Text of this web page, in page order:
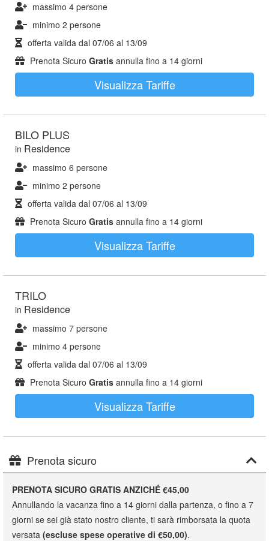
massimo 4 persone
minimo 2 persone
offerta valida dal 07/06 al 13/09
Prenota Sicuro Gratis annulla fino a 14 giorni
Visualizza Tariffe
BILO PLUS
in Residence
massimo 6 persone
minimo 2 persone
offerta valida dal 07/06 al 13/09
Prenota Sicuro Gratis annulla fino a 14 giorni
Visualizza Tariffe
TRILO
in Residence
massimo 7 persone
minimo 4 persone
offerta valida dal 07/06 al 13/09
Prenota Sicuro Gratis annulla fino a 14 giorni
Visualizza Tariffe
Prenota sicuro
PRENOTA SICURO GRATIS ANZICHÉ €45,00
Annullando la vacanza fino a 14 giorni dalla partenza, o fino a 7
giorni se sei già stato nostro cliente, ti sarà rimborsata la quota
versata (escluse spese operative di €50,00).